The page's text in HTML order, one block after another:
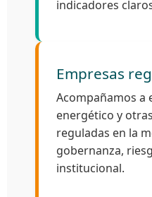
indicadores
Empresas
Acompañamos a
energético y
reguladas en la
gobernanza,
institucional.